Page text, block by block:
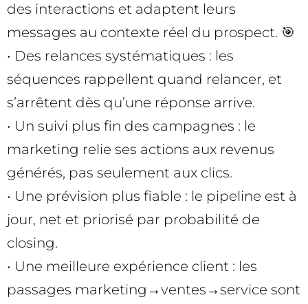
des interactions et adaptent leurs
messages au contexte réel du prospect. 🎯
• Des relances systématiques : les
séquences rappellent quand relancer, et
s’arrêtent dès qu’une réponse arrive.
• Un suivi plus fin des campagnes : le
marketing relie ses actions aux revenus
générés, pas seulement aux clics.
• Une prévision plus fiable : le pipeline est à
jour, net et priorisé par probabilité de
closing.
• Une meilleure expérience client : les
passages marketing→ventes→service sont